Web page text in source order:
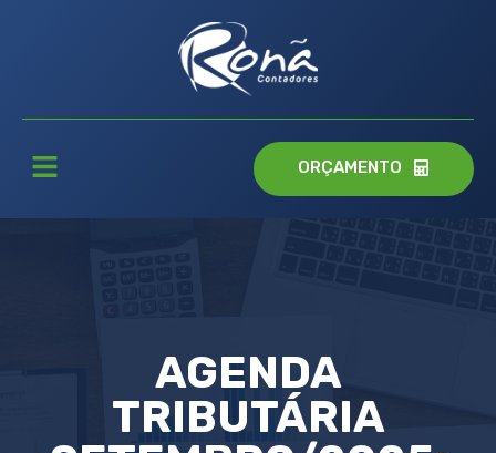
ORÇAMENTO
AGENDA
TRIBUTÁRIA